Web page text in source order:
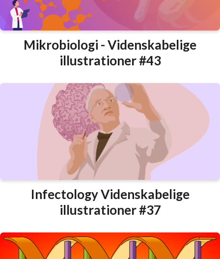
Mikrobiologi - Videnskabelige
illustrationer #43
Infectology Videnskabelige
illustrationer #37